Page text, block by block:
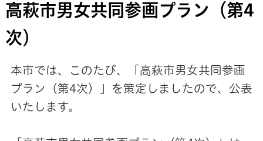
高萩市男女共同参画プラン（第4
次）
本市では、このたび、「高萩市男女共同参画
プラン（第4次）」を策定しましたので、公表
いたします。